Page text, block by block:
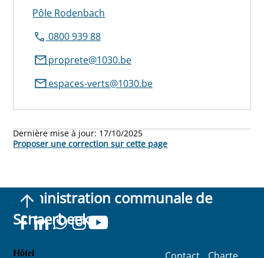
Pôle Rodenbach
0800 939 88
proprete@1030.be
espaces-verts@1030.be
Dernière mise à jour:17/10/2025
Proposer une correction sur cette page
Administration communale de
Schaerbeek
Hôtel